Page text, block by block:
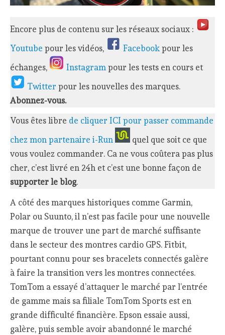
Encore plus de contenu sur les réseaux sociaux :
Youtube pour les vidéos, Facebookpour les
échanges,
Instagrampour les tests en cours et
Twitterpour les nouvelles des marques.
Abonnez-vous.
Vous êtes libre de cliquer ICI pour passer commande
chez mon partenaire i-Run
quel que soit ce que
vous voulez commander. Ca ne vous coûtera pas plus
cher, c’est livré en 24h et c’est une bonne façon de
supporter le blog.
A côté des marques historiques comme Garmin,
Polar ou Suunto, il n’est pas facile pour une nouvelle
marque de trouver une part de marché suffisante
dans le secteur des montres cardio GPS. Fitbit,
pourtant connu pour ses bracelets connectés galère
à faire la transition vers les montres connectées.
TomTom a essayé d’attaquer le marché par l’entrée
de gamme mais sa filiale TomTom Sports est en
grande difficulté financière. Epson essaie aussi,
galère, puis semble avoir abandonné le marché